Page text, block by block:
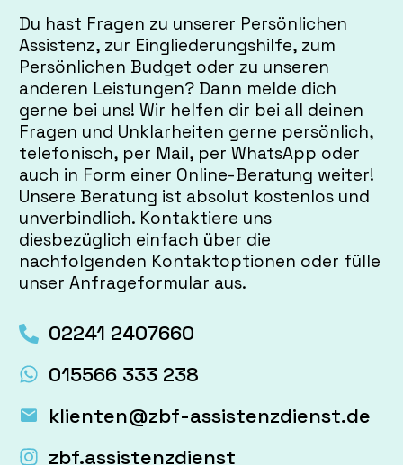
Du hast Fragen zu unserer Persönlichen
Assistenz, zur Eingliederungshilfe, zum
Persönlichen Budget oder zu unseren
anderen Leistungen? Dann melde dich
gerne bei uns! Wir helfen dir bei all deinen
Fragen und Unklarheiten gerne persönlich,
telefonisch, per Mail, per WhatsApp oder
auch in Form einer Online-Beratung weiter!
Unsere Beratung ist absolut kostenlos und
unverbindlich. Kontaktiere uns
diesbezüglich einfach über die
nachfolgenden Kontaktoptionen oder fülle
unser Anfrageformular aus.
02241 2407660
015566 333 238
klienten@zbf-assistenzdienst.de
zbf.assistenzdienst